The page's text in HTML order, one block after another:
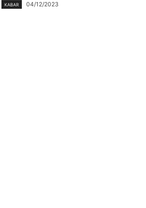
KABAR 04/12/2023